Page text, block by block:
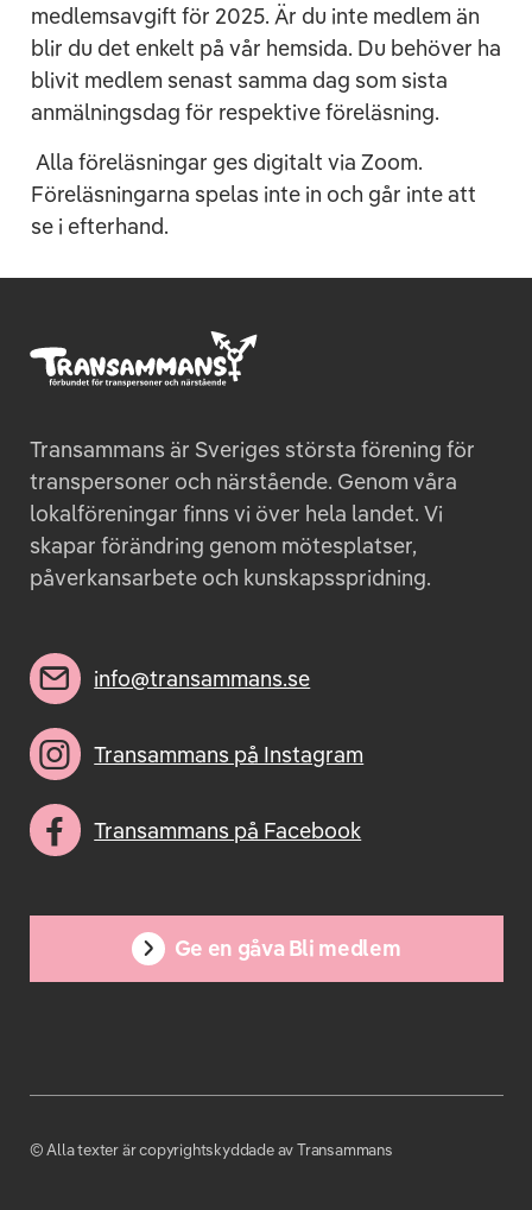
medlemsavgift för 2025. Är du inte medlem än
blir du det enkelt på vår hemsida. Du behöver ha
blivit medlem senast samma dag som sista
anmälningsdag för respektive föreläsning.
Alla föreläsningar ges digitalt via Zoom.
Föreläsningarna spelas inte in och går inte att
se i efterhand.
Transammans är Sveriges största förening för
transpersoner och närstående. Genom våra
lokalföreningar finns vi över hela landet. Vi
skapar förändring genom mötesplatser,
påverkansarbete och kunskapsspridning.
info@transammans.se
Transammans på Instagram
Transammans på Facebook
Ge en gåva Bli medlem
© Alla texter är copyrightskyddade av Transammans